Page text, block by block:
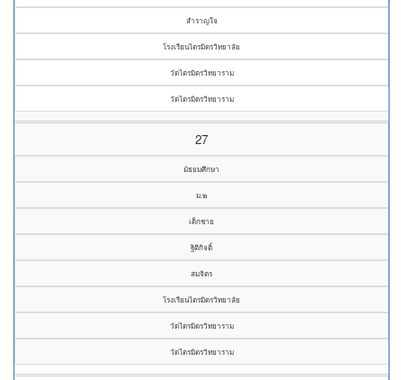
สำราญใจ
โรงเรียนไตรมิตรวิทยาลัย
วัดไตรมิตรวิทยาราม
วัดไตรมิตรวิทยาราม
27
มัธยมศึกษา
ม.๒
เด็กชาย
ฐิติกิจติ์
สมจิตร
โรงเรียนไตรมิตรวิทยาลัย
วัดไตรมิตรวิทยาราม
วัดไตรมิตรวิทยาราม